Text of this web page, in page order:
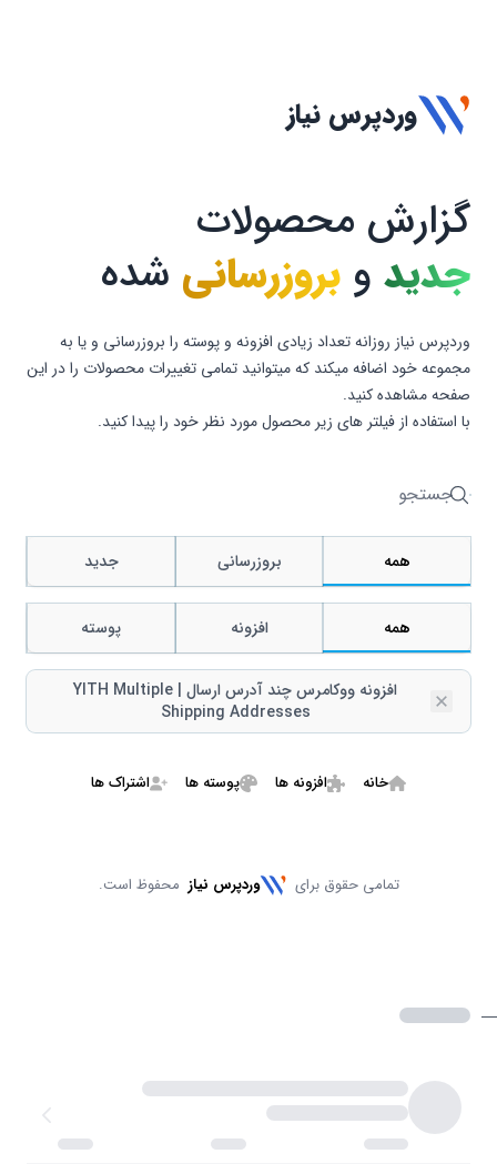
وردپرس نیاز
گزارش محصولات
جدید و بروزرسانی شده
وردپرس نیاز روزانه تعداد زیادی افزونه و پوسته را بروزرسانی و یا به
مجموعه خود اضافه میکند که میتوانید تمامی تغییرات محصولات را در این
صفحه مشاهده کنید.
با استفاده از فیلتر های زیر محصول مورد نظر خود را پیدا کنید.
جستجو
همه بروزرسانی جدید
همه افزونه پوسته
Remove
افزونه ووکامرس چند آدرس ارسال | YITH Multiple
Shipping Addresses
خانه افزونه ها پوسته ها اشتراک ها
تمامی حقوق برای وردپرس نیاز محفوظ است.